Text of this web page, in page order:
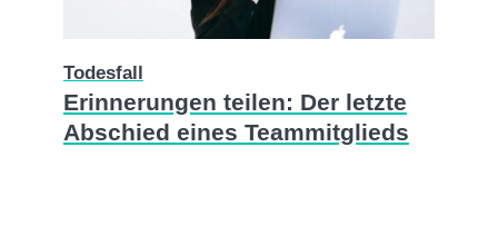
Todesfall
Erinnerungen teilen: Der letzte
Abschied eines Teammitglieds